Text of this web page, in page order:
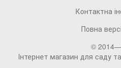
Контактна
Повна
©
Інтернет магазин для саду